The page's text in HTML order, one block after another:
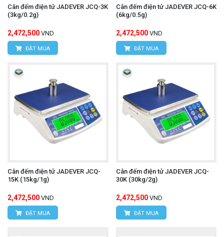
Cân đếm điện tử JADEVER JCQ-3K
(3kg/0.2g)
2,472,500 VND
ĐẶT MUA
Cân đếm điện tử JADEVER JCQ-6K
(6kg/0.5g)
2,472,500 VND
ĐẶT MUA
Cân đếm điện tử JADEVER JCQ-
15K (15kg/1g)
2,472,500 VND
ĐẶT MUA
Cân đếm điện tử JADEVER JCQ-
30K (30kg/2g)
2,472,500 VND
ĐẶT MUA